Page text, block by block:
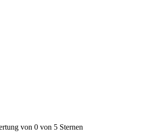
von 0 von 5 Sternen